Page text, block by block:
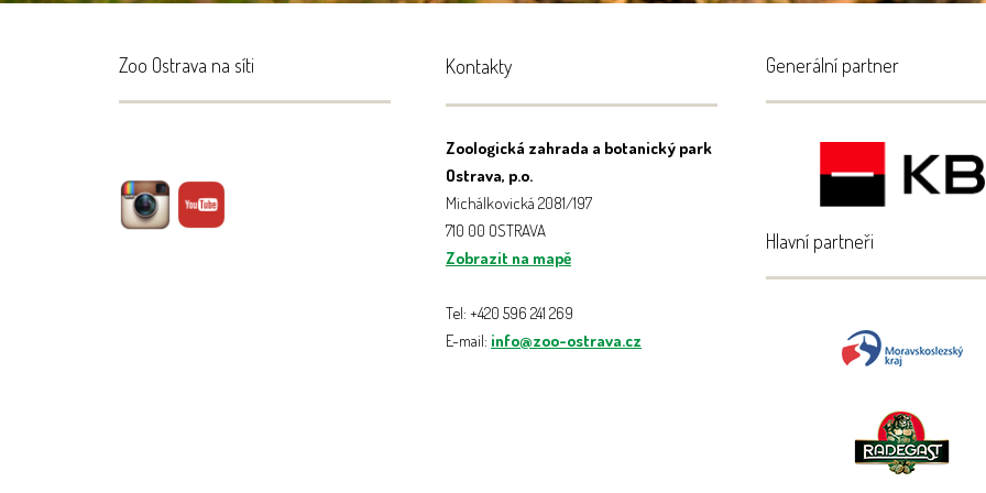
Zoo Ostrava na síti Kontakty
Zoologická zahrada a botanický park
Ostrava, p.o.
Michálkovická 2081/197
710 00 OSTRAVA
Zobrazit na mapě
Tel: +420 596 241 269
E-mail: info@zoo-ostrava.cz
Generální partner
Hlavní partneři